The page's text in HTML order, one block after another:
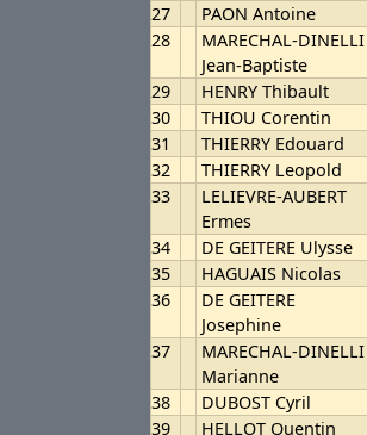
27
PAON Antoine
28
MARECHAL-DINELLI
Jean-Baptiste
29 HENRY Thibault
30
THIOU Corentin
31
THIERRY Edouard
32
THIERRY Leopold
33
LELIEVRE-AUBERT
Ermes
34 DE GEITERE Ulysse
35
HAGUAIS Nicolas
36
DE GEITERE
Josephine
37
MARECHAL-DINELLI
Marianne
38 DUBOST Cyril
39
HELLOT Quentin